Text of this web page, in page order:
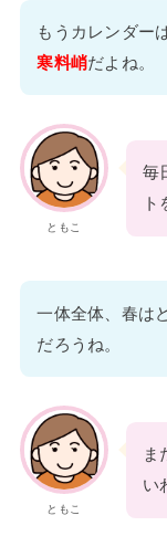
もうカレンダー
寒料峭だよね。
ともこ
毎
一体全体、春は
だろうね。
ともこ
ま
い